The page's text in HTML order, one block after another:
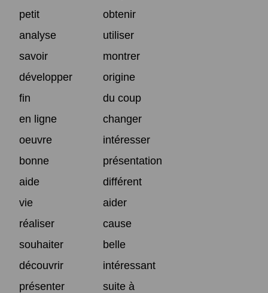
petit
obtenir
analyse
utiliser
savoir
montrer
développer
origine
fin
du coup
en ligne
changer
oeuvre
intéresser
bonne
présentation
aide
différent
vie
aider
réaliser
cause
souhaiter
belle
découvrir
intéressant
présenter
suite à